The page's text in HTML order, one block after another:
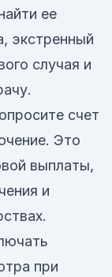
ее
экстренный
случая и
счет
Это
выплаты,
и
при